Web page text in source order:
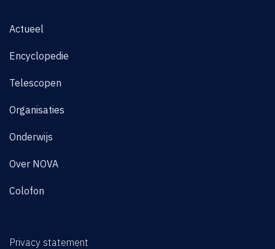
Actueel
Encyclopedie
Telescopen
Organisaties
Onderwijs
Over NOVA
Colofon
Privacy statement